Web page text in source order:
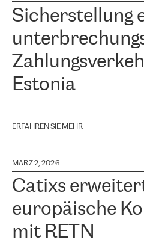
Sicherstellung
Estonia
ERFAHREN SIE MEHR
MÄRZ 2, 2026
Catixs
europäische
mit RETN